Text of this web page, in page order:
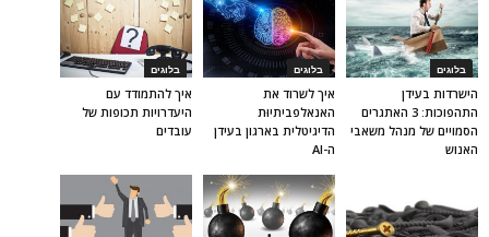
בלוגים
איך להתמודד עם
היעדרויות תכופות של
עובדים
בלוגים
איך לשרוד את
האנאלפביתיוּת
הדיגיטלית בארגון בעידן
ה-AI
בלוגים
הישרדות בעידן
התהפוכות: 3 האתגרים
הסמויים של מנהל משאבי
האנוש